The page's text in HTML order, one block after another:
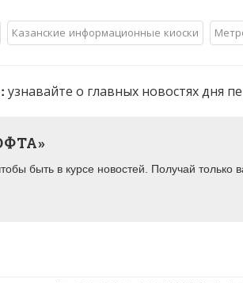
Казанские информационные киоски
: узнавайте о главных новостях дня
быть в курсе новостей. Получай только